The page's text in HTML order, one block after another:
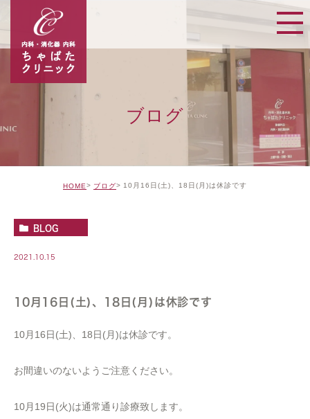
ブログ
HOME ブログ 10月16日(土)、18日(月)は休診です
BLOG
2021.10.15
10月16日(土)、18日(月)は休診です
10月16日(土)、18日(月)は休診です。
お間違いのないようご注意ください。
10月19日(火)は通常通り診療致します。